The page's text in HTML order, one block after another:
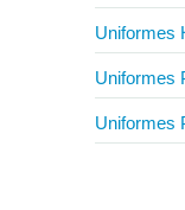
Uniformes
Uniformes
Uniformes